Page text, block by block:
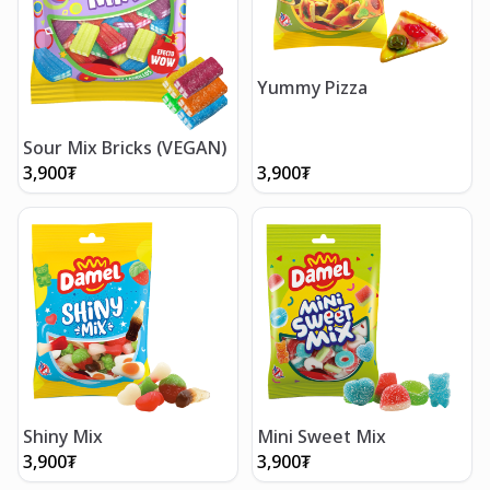
Sour Mix Bricks (VEGAN)
3,900₮
Yummy Pizza
3,900₮
Shiny Mix
3,900₮
Mini Sweet Mix
3,900₮